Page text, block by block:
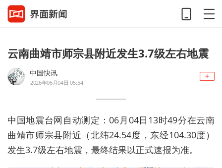
云南曲靖市师宗县附近发生3.7级左右地震
中国快讯
2026年06月04日 05:54
中国地震台网自动测定：06月04日13时49分在云南
曲靖市师宗县附近（北纬24.54度，东经104.30度）
发生3.7级左右地震，最终结果以正式速报为准。